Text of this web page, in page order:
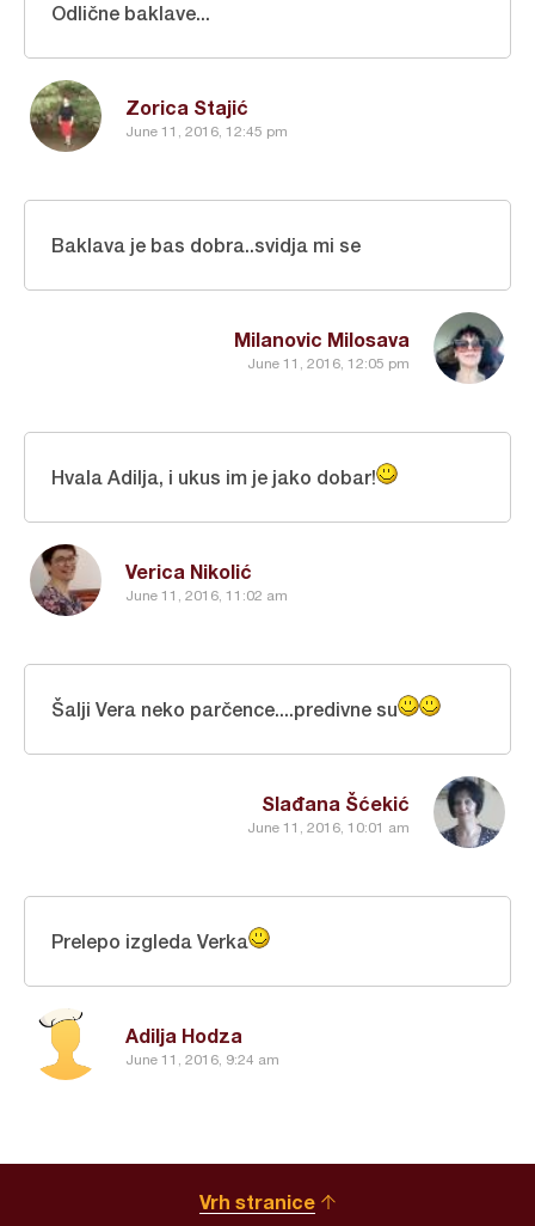
Zorica Stajić
June 11, 2016, 12:45 pm
Odlične baklave...
Milanovic Milosava
June 11, 2016, 12:05 pm
Baklava je bas dobra..svidja mi se
Verica Nikolić
June 11, 2016, 11:02 am
Hvala Adilja, i ukus im je jako dobar!
Slađana Šćekić
June 11, 2016, 10:01 am
Šalji Vera neko parčence....predivne su
Adilja Hodza
June 11, 2016, 9:24 am
Prelepo izgleda Verka
Vrh stranice